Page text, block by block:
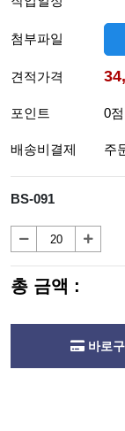
첨부파일
견적가격
포인트 0점
배송비결제 주
BS-091
총 금액 :
바로